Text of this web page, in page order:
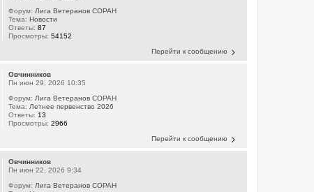
Форум: Лига Ветеранов СОРАН
Тема:Новости
Ответы:87
Просмотры:54152
Перейти к сообщению
Овчинников
Пн июн 29, 2026 10:35
Форум: Лига Ветеранов СОРАН
Тема: Летнее первенство 2026
Ответы: 13
Просмотры:2966
Перейти к сообщению
Овчинников
Пн июн 22, 2026 9:34
Форум: Лига Ветеранов СОРАН